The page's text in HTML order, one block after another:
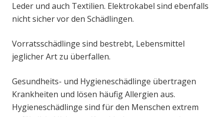
Leder und auch Textilien. Elektrokabel sind ebenfalls
nicht sicher vor den Schädlingen.
Vorratsschädlinge sind bestrebt, Lebensmittel
jeglicher Art zu überfallen.
Gesundheits- und Hygieneschädlinge übertragen
Krankheiten und lösen häufig Allergien aus.
Hygieneschädlinge sind für den Menschen extrem